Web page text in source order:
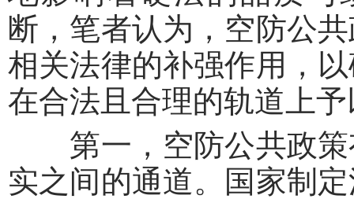
断，笔者认为，空防公
相关法律的补强作用，
在合法且合理的轨道上
第一，空防公共政策
实之间的通道。国家制